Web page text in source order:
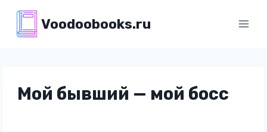
содержимому
Voodoobooks.ru
Мой бывший — мой босс